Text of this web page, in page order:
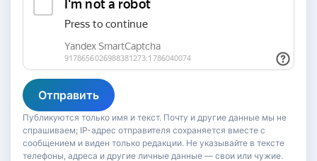
Отправить
Публикуются только имя и текст. Почту и другие данные мы не
спрашиваем; IP-адрес отправителя сохраняется вместе с
сообщением и виден только редакции. Не указывайте в тексте
телефоны, адреса и другие личные данные — свои или чужие.